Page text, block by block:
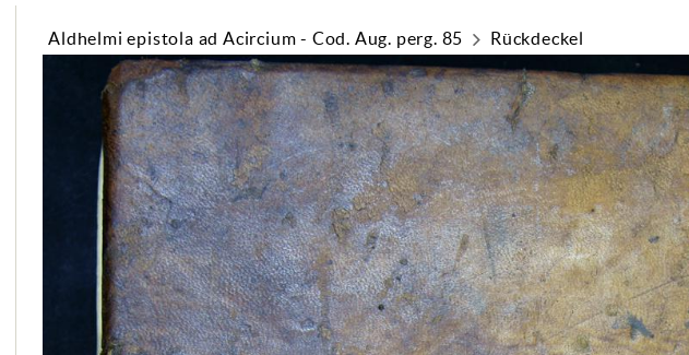
Aldhelmi epistola ad Acircium - Cod. Aug. perg. 85 Rückdeckel